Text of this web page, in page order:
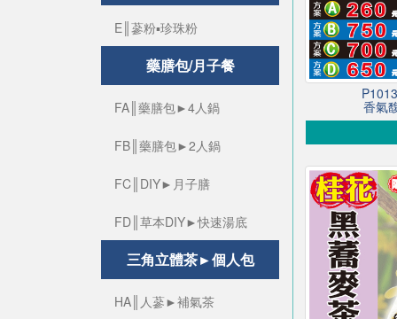
香氣
E║蔘粉▪珍珠粉
藥膳包/月子餐
FA║藥膳包►4人鍋
FB║藥膳包►2人鍋
FC║DIY►月子膳
FD║草本DIY►快速湯底
三角立體茶►個人包
HA║人蔘►補氣茶